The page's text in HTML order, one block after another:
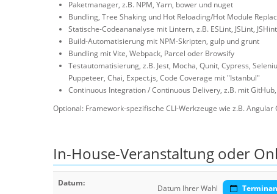
Paketmanager, z.B. NPM, Yarn, bower und nuget
Bundling, Tree Shaking und Hot Reloading/Hot Module
Statische-Codeananalyse mit Lintern, z.B. ESLint, JSLint,
Build-Automatisierung mit NPM-Skripten, gulp und grunt
Bundling mit Vite, Webpack, Parcel oder Browsify
Testautomatisierung, z.B. Jest, Mocha, Qunit, Cypress,
Puppeteer, Chai, Expect.js, Code Coverage mit "Istanbul"
Continuous Integration / Continuous Delivery, z.B. mit
Optional: Framework-spezifische CLI-Werkzeuge wie z.B. Angular
In-House-Veranstaltung oder
Datum:
Datum Ihrer Wahl